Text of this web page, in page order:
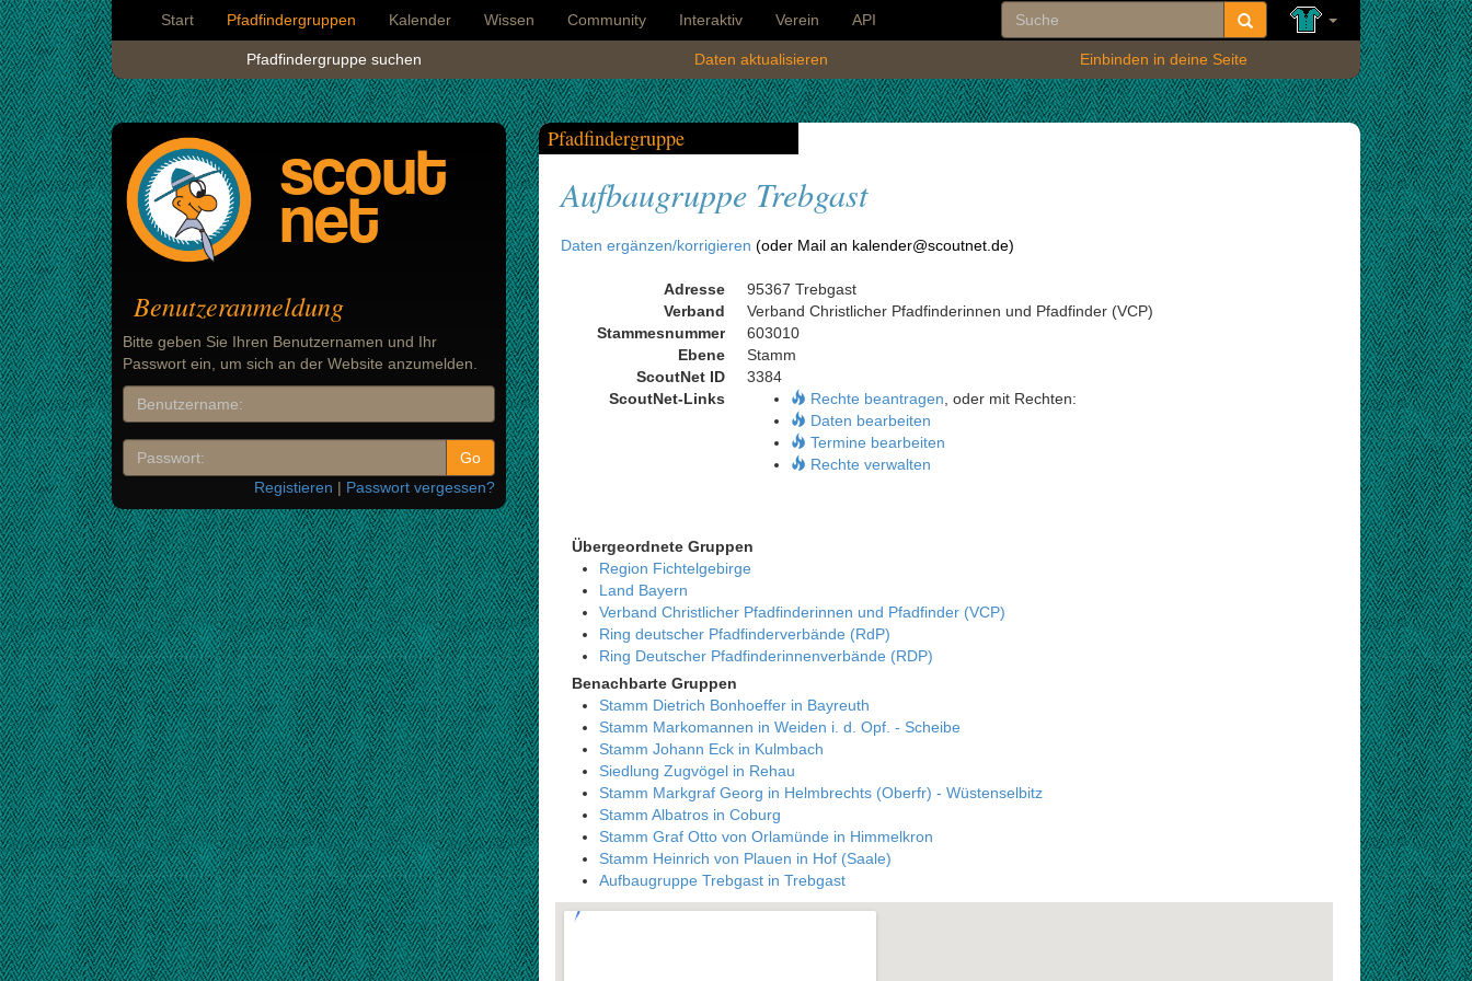
Start Pfadfindergruppen Kalender Wissen Community Interaktiv Verein API
Pfadfindergruppe suchen Daten aktualisieren Einbinden in deine Seite
scout
net
Benutzeranmeldung
Bitte geben Sie Ihren Benutzernamen und Ihr
Passwort ein, um sich an der Website anzumelden.
Registieren | Passwort vergessen?
Pfadfindergruppe
Aufbaugruppe Trebgast
Daten ergänzen/korrigieren (oder Mail an kalender@scoutnet.de)
Adresse
95367 Trebgast
Verband
Verband Christlicher Pfadfinderinnen und Pfadfinder (VCP)
Stammesnummer
603010
Ebene
Stamm
ScoutNet ID
3384
ScoutNet-Links
Rechte beantragen , oder mit Rechten:
Daten bearbeiten
Termine bearbeiten
Rechte verwalten
Übergeordnete Gruppen
Region Fichtelgebirge
Land Bayern
Verband Christlicher Pfadfinderinnen und Pfadfinder (VCP)
Ring deutscher Pfadfinderverbände (RdP)
Ring Deutscher Pfadfinderinnenverbände (RDP)
Benachbarte Gruppen
Stamm Dietrich Bonhoeffer in Bayreuth
Stamm Markomannen in Weiden i. d. Opf. - Scheibe
Stamm Johann Eck in Kulmbach
Siedlung Zugvögel in Rehau
Stamm Markgraf Georg in Helmbrechts (Oberfr) - Wüstenselbitz
Stamm Albatros in Coburg
Stamm Graf Otto von Orlamünde in Himmelkron
Stamm Heinrich von Plauen in Hof (Saale)
Aufbaugruppe Trebgast in Trebgast